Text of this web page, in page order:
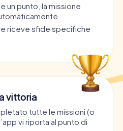
un punto, la missione
riceve sfide specifiche
vittoria
tutte le missioni (o
vi riporta al punto di